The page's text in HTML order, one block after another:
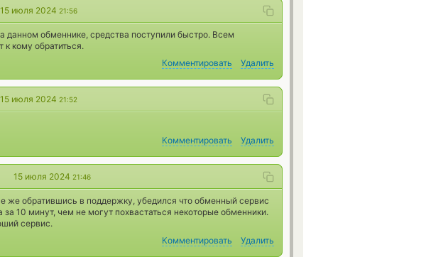
15 июля 2024 21:56
данном обменнике, средства поступили быстро. Всем
к кому обратиться.
Комментировать Удалить
15 июля 2024 21:52
Комментировать Удалить
15 июля 2024 21:46
же обратившись в поддержку, убедился что обменный сервис
10 минут, чем не могут похвастаться некоторые обменники.
сервис.
Комментировать Удалить